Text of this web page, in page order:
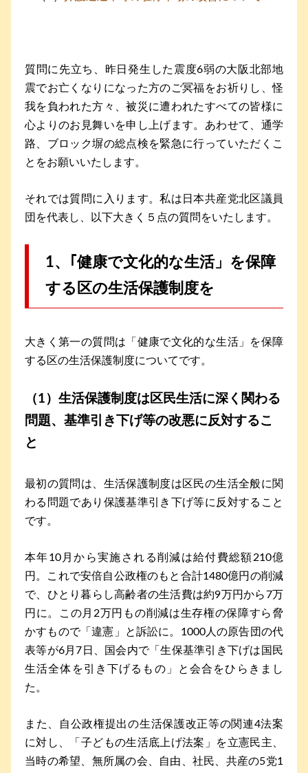
質問に先立ち、昨日発生した震度6弱の大阪北部地
震でお亡くなりになった方のご冥福をお祈りし、怪
我を負われた方々、被災に遭われたすべての皆様に
心よりのお見舞いを申し上げます。あわせて、通学
路、ブロック塀の総点検を緊急に行っていただくこ
とをお願いいたします。
それでは質問に入ります。私は日本共産党北区議員
団を代表し、以下大きく５点の質問をいたします。
1、｢健康で文化的な生活」を保障
する区の生活保護制度を
大きく第一の質問は「健康で文化的な生活」を保障
する区の生活保護制度についてです。
（1）生活保護制度は区民生活に深く関わる
問題、基準引き下げ等の改悪に反対するこ
と
最初の質問は、生活保護制度は区民の生活全般に関
わる問題であり保護基準引き下げ等に反対すること
です。
本年10月から実施される削減は給付費総額210億
円。これで安倍自公政権のもと合計1480億円の削減
で、ひとり暮らし高齢者の生活費は約9万円から7万
円に。この月2万円もの削減は生存権の保障すら脅
かすもので「違憲」と訴訟に。1000人の原告団の代
表等が6月7日、国会内で「生保基準引き下げは国民
生活全体を引き下げるもの」と会合をひらきまし
た。
また、自公政権提出の生活保護改正等の関連4法案
に対し、「子どもの生活底上げ法案」を立憲民主、
当時の希望、無所属の会、自由、社民、共産の5党1